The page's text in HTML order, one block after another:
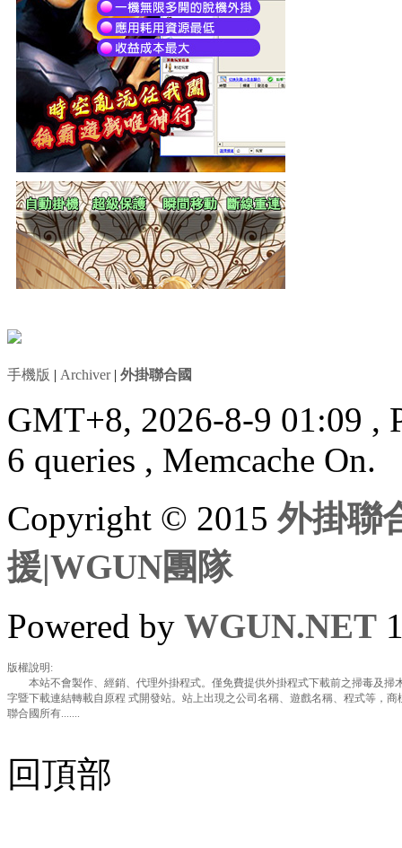
手機版 | Archiver| 外掛聯合國
GMT+8, 2026-8-9 01:09 ,
6 queries , Memcache On.
Copyright © 2015外掛聯
援|WGUN團隊
Powered by WGUN.NET
版權說明:
本站不會製作、經銷、代理外掛程式。僅免費提供外掛程式下載前之掃毒及掃
字暨下載連結轉載自原程 式開發站。站上出現之公司名稱、遊戲名稱、程式等，
聯合國所有.......
回頂部